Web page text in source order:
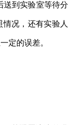
送到实验室等待分
况，还有实验人
定的误差。